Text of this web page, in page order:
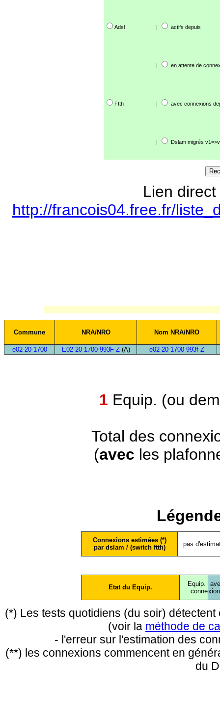
Adsl | actifs depuis
| en attente de
Ftth | avec connexions
| Dslam migrés
Lien
http://francois04.free.fr/
Commune NRA/NRO Nom NRA/NRO
e02-20-1700 E02-20-1700-993F-Z(A) e02-20-1700-993f-Z
1 Equip. (ou
Total des
(avec les
Connexions estimées (*)
par dslam / (switch ftth)
pas
Etat du Equip.
Equip.
conne
(*) Les tests quotidiens (du soir)
(voir la méthode de
- l'erreur sur l'estimation des
(**) les connexions commencent en
du